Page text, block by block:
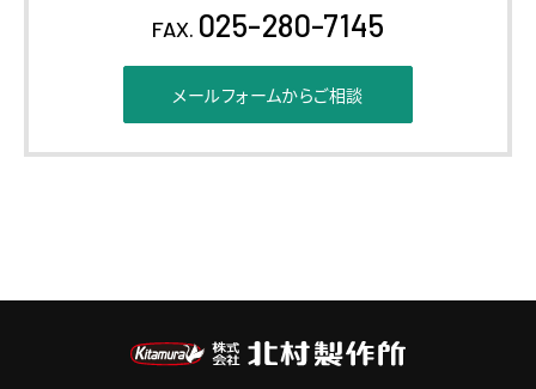
FAX. 025-280-7145
メールフォームからご相談